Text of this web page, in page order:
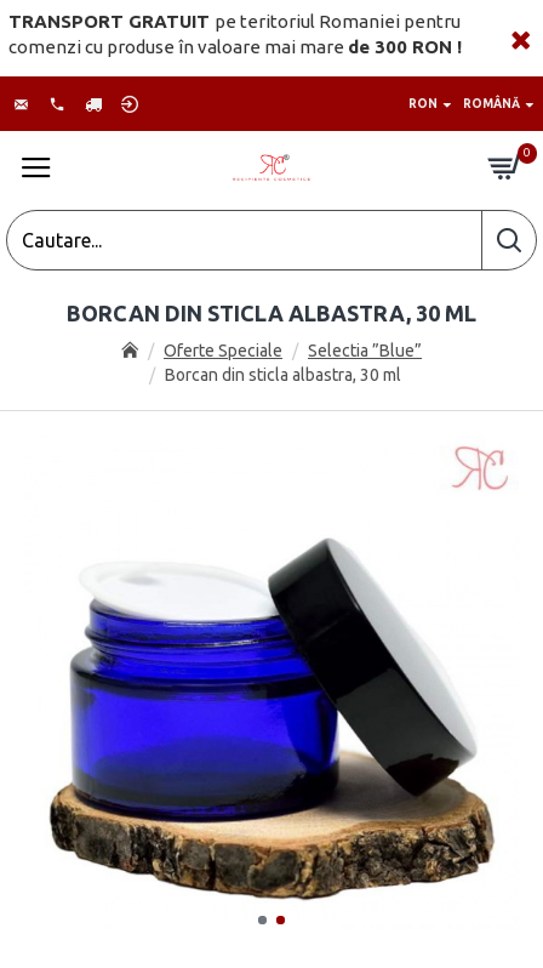
TRANSPORT GRATUIT pe teritoriul Romaniei pentru
comenzi cu produse în valoare mai mare de 300 RON !
RON ROMÂNĂ
0
Oferte Speciale
Selectia ”Blue”
Borcan din sticla albastra, 30 ml
BORCAN DIN STICLA ALBASTRA, 30 ML